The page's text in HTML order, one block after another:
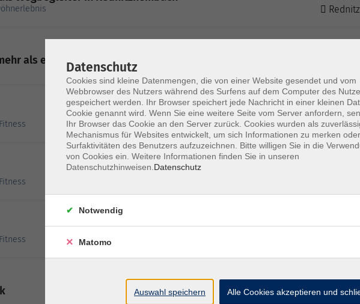
als eine spanische Vorspeise
Mi.
Mo.
Mo.
Mo.
Do.
Datenschutz
Cookies sind kleine Datenmengen, die von einer Website gesendet und vom
Webbrowser des Nutzers während des Surfens auf dem Computer des
gespeichert werden. Ihr Browser speichert jede Nachricht in einer kleinen
Cookie genannt wird. Wenn Sie eine weitere Seite vom Server anfordern,
Ihr Browser das Cookie an den Server zurück. Cookies wurden als
Mechanismus für Websites entwickelt, um sich Informationen zu merken
Surfaktivitäten des Benutzers aufzuzeichnen. Bitte willigen Sie in die
von Cookies ein. Weitere Informationen finden Sie in unseren
Datenschutzhinweisen. Datenschutz
Notwendig
Matomo
Auswahl speichern Alle Cookies akzeptieren und